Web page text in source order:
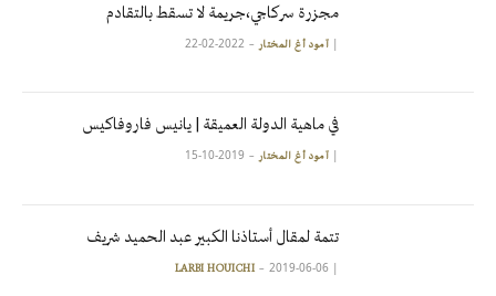
مجزرة سركاجي،جريمة لا تسقط بالتقادم
| آمود أغ المختار 2022-02-22
في ماهية الدولة العميقة | يانيس فاروفاكيس
| آمود أغ المختار 2019-10-15
تتمة لمقال أستاذنا الكبير عبد الحميد شريف
|
LARBI HOUICHI 2019-06-06